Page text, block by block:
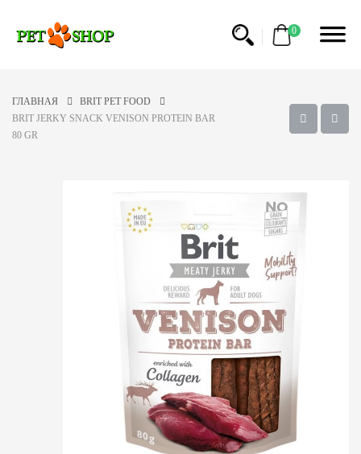
0
ГЛАВНАЯ
BRIT PET FOOD
BRIT JERKY SNACK VENISON PROTEIN BAR
80 GR